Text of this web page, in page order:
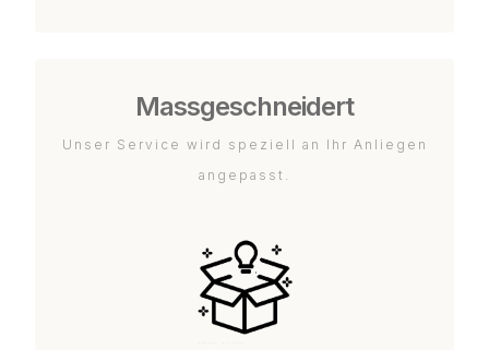
Massgeschneidert
Unser Service wird speziell an Ihr Anliegen
angepasst.